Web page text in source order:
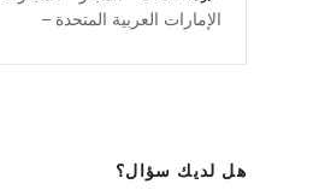
الإمارات العربية المتحدة –
هل لديك سؤال؟